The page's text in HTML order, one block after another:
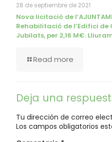
28 de septiembre de 2021
Nova licitació de
Rehabilitació de l’Edifici de
Jubilats, per 2,16 M€.
Read more
Deja una
Tu dirección de correo
Los campos obligatorios